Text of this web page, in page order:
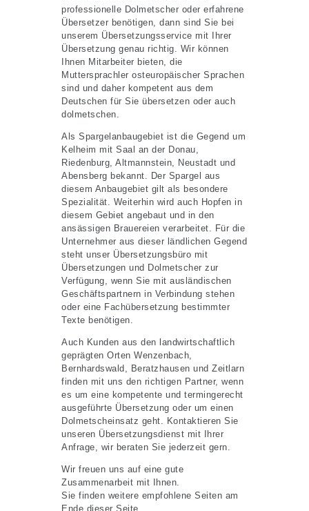
professionelle Dolmetscher oder erfahrene
Übersetzer benötigen, dann sind Sie bei
unserem Übersetzungsservice mit Ihrer
Übersetzung genau richtig. Wir können
Ihnen Mitarbeiter bieten, die
Muttersprachler osteuropäischer Sprachen
sind und daher kompetent aus dem
Deutschen für Sie übersetzen oder auch
dolmetschen.
Als Spargelanbaugebiet ist die Gegend um
Kelheim mit Saal an der Donau,
Riedenburg, Altmannstein, Neustadt und
Abensberg bekannt. Der Spargel aus
diesem Anbaugebiet gilt als besondere
Spezialität. Weiterhin wird auch Hopfen in
diesem Gebiet angebaut und in den
ansässigen Brauereien verarbeitet. Für die
Unternehmer aus dieser ländlichen Gegend
steht unser Übersetzungsbüro mit
Übersetzungen und Dolmetscher zur
Verfügung, wenn Sie mit ausländischen
Geschäftspartnern in Verbindung stehen
oder eine Fachübersetzung bestimmter
Texte benötigen.
Auch Kunden aus den landwirtschaftlich
geprägten Orten Wenzenbach,
Bernhardswald, Beratzhausen und Zeitlarn
finden mit uns den richtigen Partner, wenn
es um eine kompetente und termingerecht
ausgeführte Übersetzung oder um einen
Dolmetscheinsatz geht. Kontaktieren Sie
unseren Übersetzungsdienst mit Ihrer
Anfrage, wir beraten Sie jederzeit gern.
Wir freuen uns auf eine gute
Zusammenarbeit mit Ihnen.
Sie finden weitere empfohlene Seiten am
Ende dieser Seite.